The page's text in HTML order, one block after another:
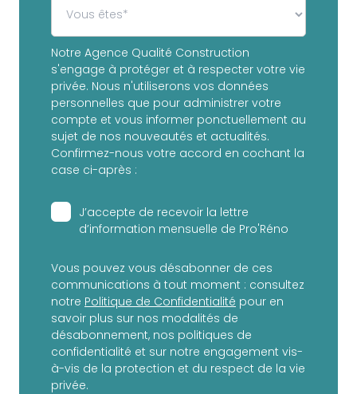
Notre Agence Qualité Construction
s'engage à protéger et à respecter votre vie
privée. Nous n'utiliserons vos données
personnelles que pour administrer votre
compte et vous informer ponctuellement au
sujet de nos nouveautés et actualités.
Confirmez-nous votre accord en cochant la
case ci-après :
J’accepte de recevoir la lettre
d’information mensuelle de Pro'Réno
Vous pouvez vous désabonner de ces
communications à tout moment : consultez
notre Politique de Confidentialité pour en
savoir plus sur nos modalités de
désabonnement, nos politiques de
confidentialité et sur notre engagement vis-
à-vis de la protection et du respect de la vie
privée.